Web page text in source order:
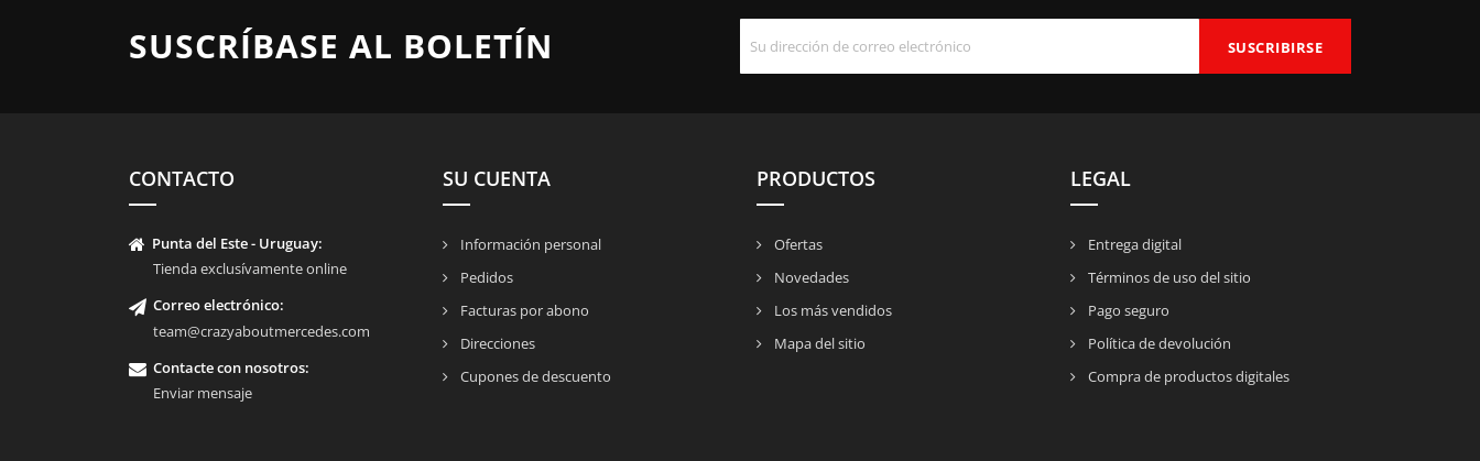
SUSCRÍBASE AL BOLETÍN
CONTACTO
Punta del Este - Uruguay:
Tienda exclusívamente online
Correo electrónico:
team@crazyaboutmercedes.com
Contacte con nosotros:
Enviar mensaje
SU CUENTA
Información personal
Pedidos
Facturas por abono
Direcciones
Cupones de descuento
PRODUCTOS
Ofertas
Novedades
Los más vendidos
Mapa del sitio
LEGAL
Entrega digital
Términos de uso del sitio
Pago seguro
Política de devolución
Compra de productos digitales